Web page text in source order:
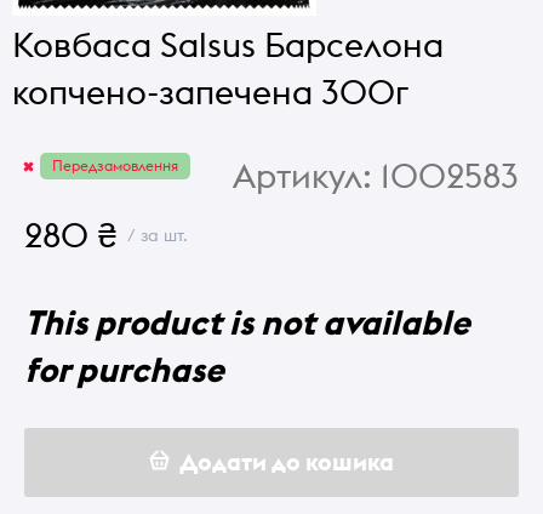
Ковбаса Salsus Барселона
копчено-запечена 300г
Передзамовлення Артикул: 1002583
280 ₴ / за шт.
This product is not available
for purchase
Додати до кошика